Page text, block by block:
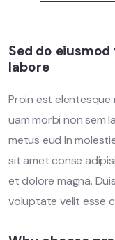
Sed do
labore
Proin est
uam morbi non sem
metus eud In
sit amet conse
et dolore magna.
voluptate velit esse